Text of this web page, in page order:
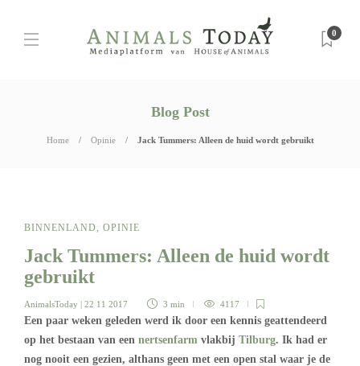
0
Blog Post
Home Opinie Jack Tummers: Alleen de huid wordt gebruikt
BINNENLAND, OPINIE
Jack Tummers: Alleen de huid wordt
gebruikt
AnimalsToday | 22 11 2017 3 min 4117
Een paar weken geleden werd ik door een kennis geattendeerd
op het bestaan van een nertsenfarm vlakbij Tilburg. Ik had er
nog nooit een gezien, althans geen met een open stal waar je de